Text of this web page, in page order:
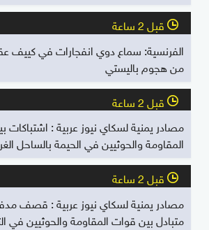
l قبل 2 ساعة
الفرنسية: سماع دوي انفجارات في كييف
من هجوم باليستي
l قبل 2 ساعة
مصادر يمنية لسكاي نيوز عربية : اشتباكات
المقاومة والحوثيين في الحيمة بالساحل
l قبل 2 ساعة
مصادر يمنية لسكاي نيوز عربية : قصف
متبادل بين قوات المقاومة والحوثيين في